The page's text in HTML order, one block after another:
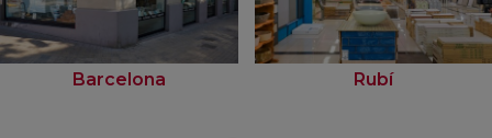
Barcelona Rubí